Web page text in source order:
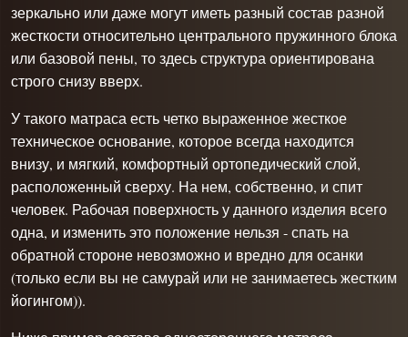
зеркально или даже могут иметь разный состав разной
жесткости относительно центрального пружинного блока
или базовой пены, то здесь структура ориентирована
строго снизу вверх.
У такого матраса есть четко выраженное жесткое
техническое основание, которое всегда находится
внизу, и мягкий, комфортный ортопедический слой,
расположенный сверху. На нем, собственно, и спит
человек. Рабочая поверхность у данного изделия всего
одна, и изменить это положение нельзя - спать на
обратной стороне невозможно и вредно для осанки
(только если вы не самурай или не занимаетесь жестким
йогингом)).